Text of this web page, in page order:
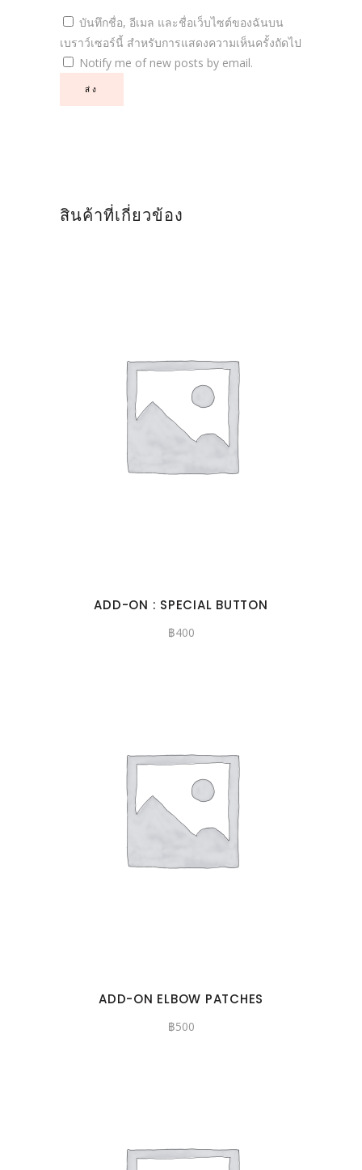
บันทึกชื่อ, อีเมล และชื่อเว็บไซต์ของฉันบน
เบราว์เซอร์นี้ สำหรับการแสดงความเห็นครั้งถัดไป
Notify me of new posts by email.
สินค้าที่เกี่ยวข้อง
ADD-ON : SPECIAL BUTTON
฿400
ADD-ON ELBOW PATCHES
฿500